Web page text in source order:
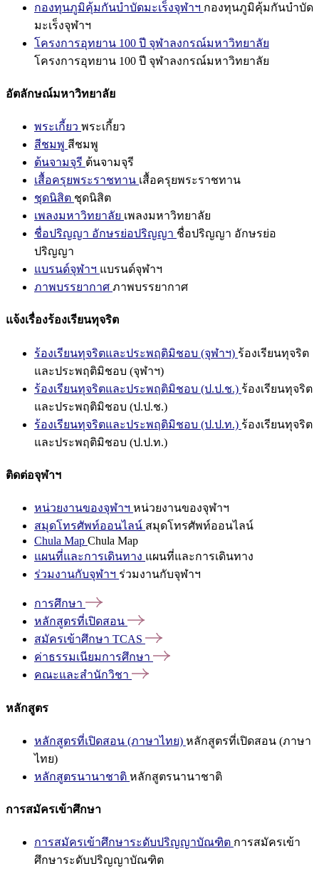
กองทุนภูมิคุ้มกันบำบัดมะเร็งจุฬาฯ กองทุนภูมิคุ้มกันบำบัด
มะเร็งจุฬาฯ
โครงการอุทยาน 100 ปี จุฬาลงกรณ์มหาวิทยาลัย
โครงการอุทยาน 100 ปี จุฬาลงกรณ์มหาวิทยาลัย
อัตลักษณ์มหาวิทยาลัย
พระเกี้ยว พระเกี้ยว
สีชมพู สีชมพู
ต้นจามจุรี ต้นจามจุรี
เสื้อครุยพระราชทาน เสื้อครุยพระราชทาน
ชุดนิสิต ชุดนิสิต
เพลงมหาวิทยาลัย เพลงมหาวิทยาลัย
ชื่อปริญญา อักษรย่อปริญญา ชื่อปริญญา อักษรย่อ
ปริญญา
แบรนด์จุฬาฯ แบรนด์จุฬาฯ
ภาพบรรยากาศ ภาพบรรยากาศ
แจ้งเรื่องร้องเรียนทุจริต
ร้องเรียนทุจริตและประพฤติมิชอบ (จุฬาฯ) ร้องเรียนทุจริต
และประพฤติมิชอบ (จุฬาฯ)
ร้องเรียนทุจริตและประพฤติมิชอบ (ป.ป.ช.) ร้องเรียนทุจริต
และประพฤติมิชอบ (ป.ป.ช.)
ร้องเรียนทุจริตและประพฤติมิชอบ (ป.ป.ท.) ร้องเรียนทุจริต
และประพฤติมิชอบ (ป.ป.ท.)
ติดต่อจุฬาฯ
หน่วยงานของจุฬาฯ หน่วยงานของจุฬาฯ
สมุดโทรศัพท์ออนไลน์ สมุดโทรศัพท์ออนไลน์
Chula Map Chula Map
แผนที่และการเดินทาง แผนที่และการเดินทาง
ร่วมงานกับจุฬาฯ ร่วมงานกับจุฬาฯ
การศึกษา
หลักสูตรที่เปิดสอน
สมัครเข้าศึกษา TCAS
ค่าธรรมเนียมการศึกษา
คณะและสำนักวิชา
หลักสูตร
หลักสูตรที่เปิดสอน (ภาษาไทย) หลักสูตรที่เปิดสอน (ภาษา
ไทย)
หลักสูตรนานาชาติ หลักสูตรนานาชาติ
การสมัครเข้าศึกษา
การสมัครเข้าศึกษาระดับปริญญาบัณฑิต การสมัครเข้า
ศึกษาระดับปริญญาบัณฑิต